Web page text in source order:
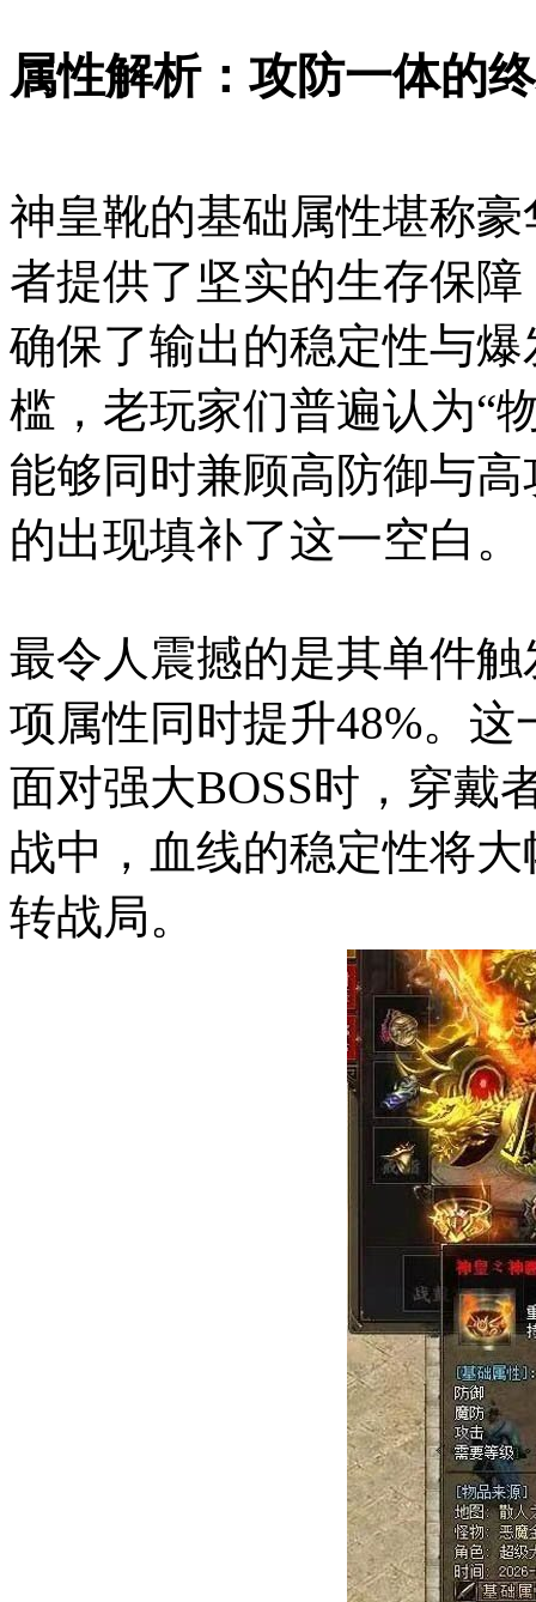
属性解析：攻防一体的
神皇靴的基础属性堪称
者提供了坚实的生存保
确保了输出的稳定性与
槛，老玩家们普遍认为
能够同时兼顾高防御与
的出现填补了这一空白。
最令人震撼的是其单件
项属性同时提升48%。
面对强大BOSS时，穿戴
战中，血线的稳定性将
转战局。